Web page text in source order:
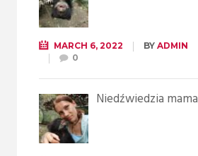
MARCH 6, 2022 BY ADMIN
0
Niedźwiedzia mama